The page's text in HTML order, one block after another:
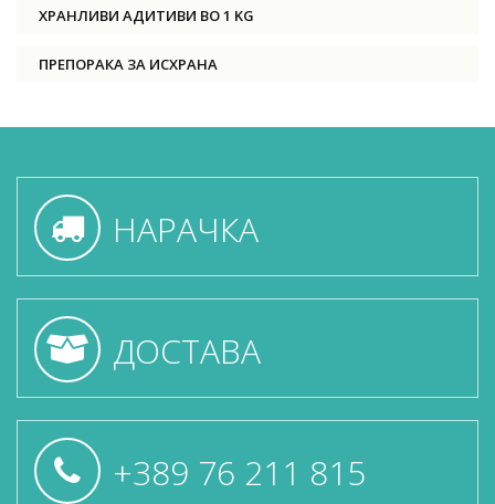
ХРАНЛИВИ АДИТИВИ ВО 1 KG
ПРЕПОРАКА ЗА ИСХРАНА
НАРАЧКА
ДОСТАВА
+389 76 211 815